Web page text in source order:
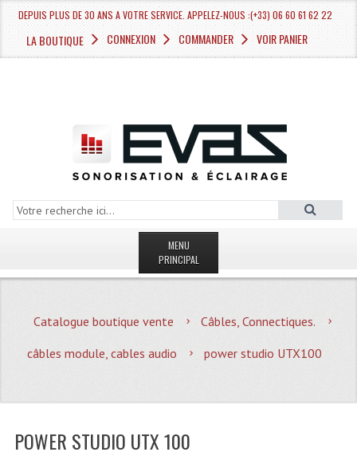
DEPUIS PLUS DE 30 ANS A VOTRE SERVICE. APPELEZ-NOUS :(+33) 06 60 61 62 22
LA BOUTIQUE CONNEXION COMMANDER VOIR PANIER
MENU
PRINCIPAL
MAGASIN
Quoi De Neuf?
Catalogue boutique vente
Câbles, Connectiques.
câbles module, cables audio
power studio UTX100
POWER STUDIO UTX 100